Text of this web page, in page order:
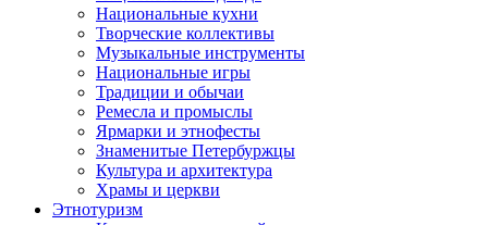
Национальные кухни
Творческие коллективы
Музыкальные инструменты
Национальные игры
Традиции и обычаи
Ремесла и промыслы
Ярмарки и этнофесты
Знаменитые Петербуржцы
Культура и архитектура
Храмы и церкви
Этнотуризм